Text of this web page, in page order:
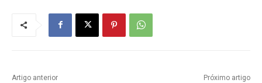
Artigo anterior Próximo artigo